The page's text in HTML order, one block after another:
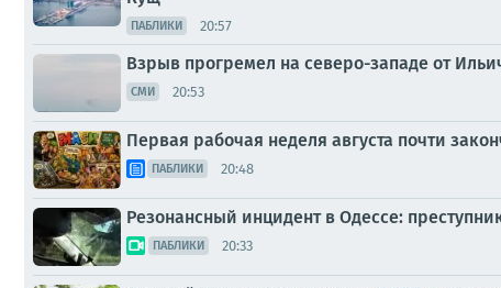
ПАБЛИКИ 20:57
Взрыв прогремел на северо-западе от
СМИ 20:53
Первая рабочая неделя августа почти
ПАБЛИКИ 20:48
Резонансный инцидент в Одессе:
ПАБЛИКИ 20:33